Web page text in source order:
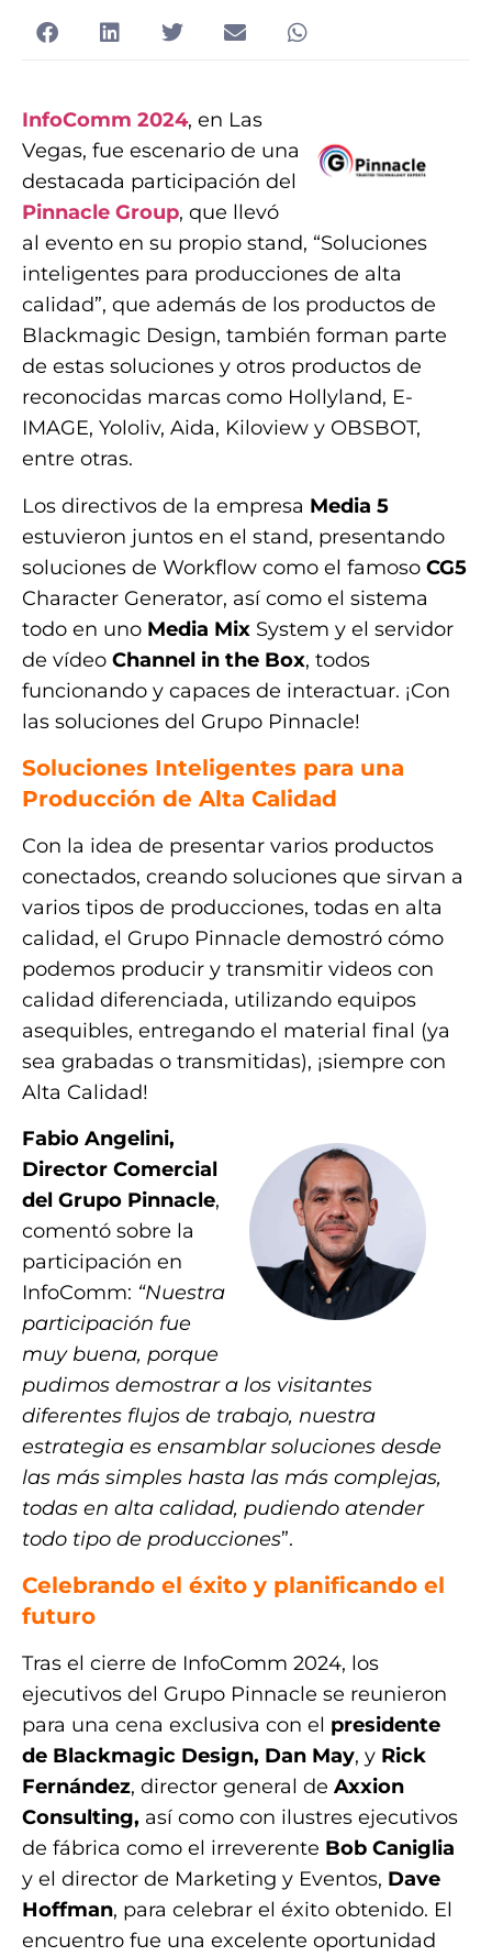
InfoComm 2024, en Las
Vegas, fue escenario de una
destacada participación del
Pinnacle Group, que llevó
al evento en su propio stand, “Soluciones
inteligentes para producciones de alta
calidad”, que además de los productos de
Blackmagic Design, también forman parte
de estas soluciones y otros productos de
reconocidas marcas como Hollyland, E-
IMAGE, Yololiv, Aida, Kiloview y OBSBOT,
entre otras.
Los directivos de la empresa Media 5
estuvieron juntos en el stand, presentando
soluciones de Workflow como el famoso CG5
Character Generator, así como el sistema
todo en uno Media Mix System y el servidor
de vídeo Channel in the Box, todos
funcionando y capaces de interactuar. ¡Con
las soluciones del Grupo Pinnacle!
Soluciones Inteligentes para una
Producción de Alta Calidad
Con la idea de presentar varios productos
conectados, creando soluciones que sirvan a
varios tipos de producciones, todas en alta
calidad, el Grupo Pinnacle demostró cómo
podemos producir y transmitir videos con
calidad diferenciada, utilizando equipos
asequibles, entregando el material final (ya
sea grabadas o transmitidas), ¡siempre con
Alta Calidad!
Fabio Angelini,
Director Comercial
del Grupo Pinnacle,
comentó sobre la
participación en
InfoComm: “Nuestra
participación fue
muy buena, porque
pudimos demostrar a los visitantes
diferentes flujos de trabajo, nuestra
estrategia es ensamblar soluciones desde
las más simples hasta las más complejas,
todas en alta calidad, pudiendo atender
todo tipo de producciones”.
Celebrando el éxito y planificando el
futuro
Tras el cierre de InfoComm 2024, los
ejecutivos del Grupo Pinnacle se reunieron
para una cena exclusiva con el presidente
de Blackmagic Design, Dan May, y Rick
Fernández, director general de Axxion
Consulting, así como con ilustres ejecutivos
de fábrica como el irreverente Bob Caniglia
y el director de Marketing y Eventos, Dave
Hoffman, para celebrar el éxito obtenido. El
encuentro fue una excelente oportunidad